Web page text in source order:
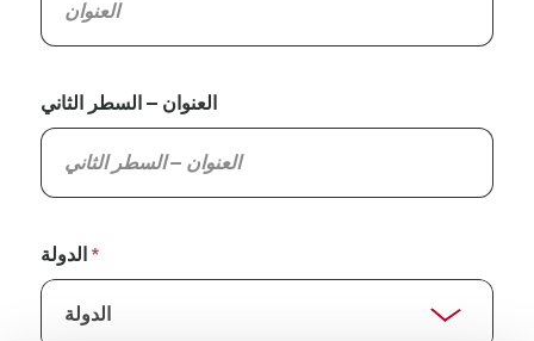
العنوان – السطر الثاني
الدولة